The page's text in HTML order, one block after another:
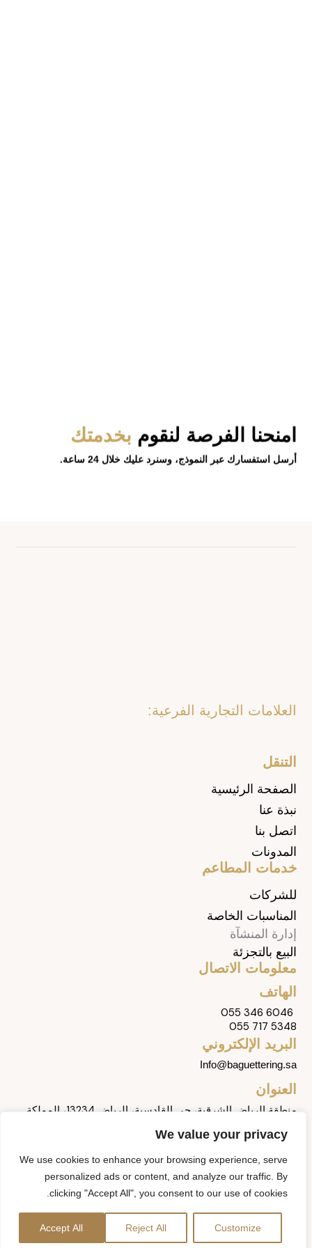
We value your privacy
We use cookies to enhance your browsing experience, serve
personalized ads or content, and analyze our traffic. By
clicking "Accept All", you consent to our use of cookies.
Customize
Reject All
Accept All
امنحنا الفرصة لنقوم بخدمتك
أرسل استفسارك عبر النموذج، وسنرد عليك خلال 24 ساعة.
العلامات التجارية الفرعية:
التنقل
الصفحة الرئيسية
نبذة عنا
اتصل بنا
المدونات
خدمات المطاعم
للشركات
المناسبات الخاصة
إدارة المنشآة
البيع بالتجزئة
معلومات الاتصال
الهاتف
055 346 6046
055 717 5348
البريد الإلكتروني
Info@baguettering.sa
العنوان
منطقة الرياض الشرقية، حي القادسية، الرياض 13234، المملكة
ا
ن
غ
ل
ي
ك
د
ف
ي
و
و
ا
ا
ت
ي
ت
و
حقوق النشر محفوظة © باقيترينج 2026